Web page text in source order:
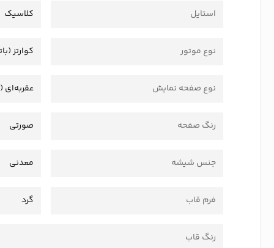
استایل کلاسیک
نوع موتور کوارتز
نوع صفحه نمایش عقربه‌ای
رنگ صفحه صورتی
جنس شیشه معدنی
فرم قاب گرد
رنگ قاب